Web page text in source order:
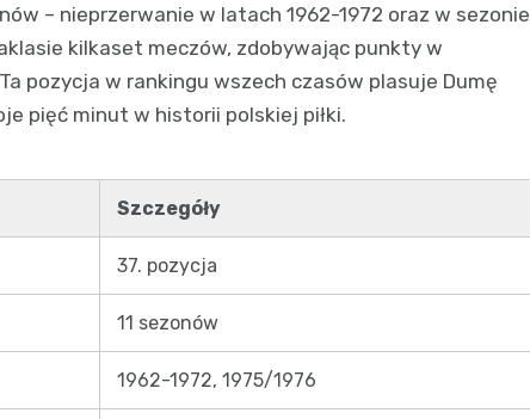
– nieprzerwanie w latach 1962-1972 oraz w sezonie
kilkaset meczów, zdobywając punkty w
pozycja w rankingu wszech czasów plasuje Dumę
pięć minut w historii polskiej piłki.
Szczegóły
37. pozycja
11 sezonów
1962-1972, 1975/1976